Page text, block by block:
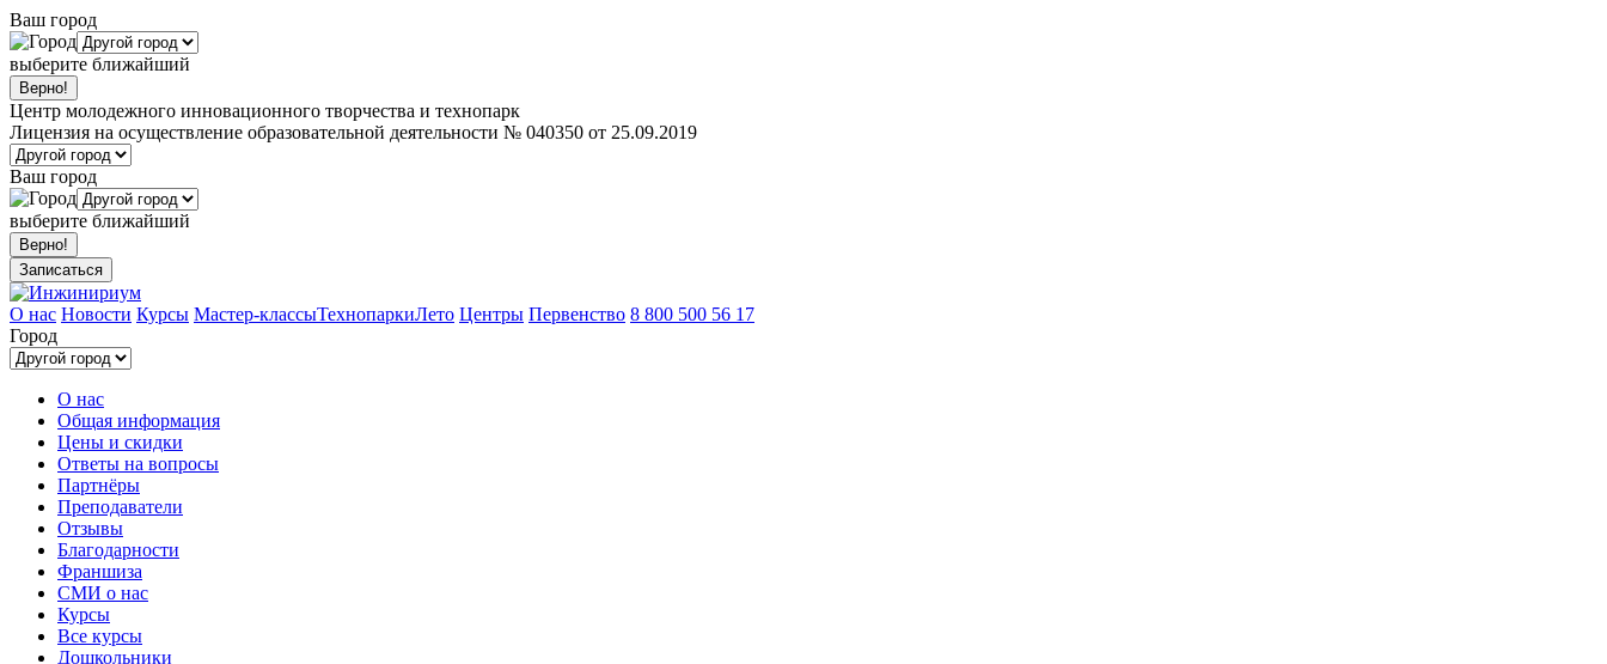
Ваш город
выберите ближайший
Центр молодежного инновационного творчества и технопарк
Лицензия на осуществление образовательной деятельности № 040350 от 25.09.2019
Ваш город
выберите ближайший
Записаться
О нас Новости Курсы Мастер-классыТехнопаркиЛето Центры Первенство 8 800 500 56 17
Город
О нас
Общая информация
Цены и скидки
Ответы на вопросы
Партнёры
Преподаватели
Отзывы
Благодарности
Франшиза
СМИ о нас
Курсы
Все курсы
Дошкольники